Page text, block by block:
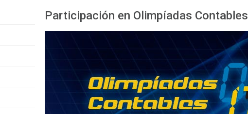
Participación en Olimpíadas Contables